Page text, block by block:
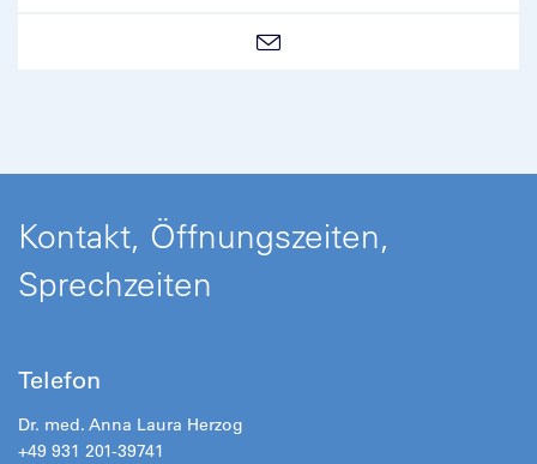
Kontakt, Öffnungszeiten,
Sprechzeiten
Telefon
Dr. med. Anna Laura Herzog
+49 931 201-39741